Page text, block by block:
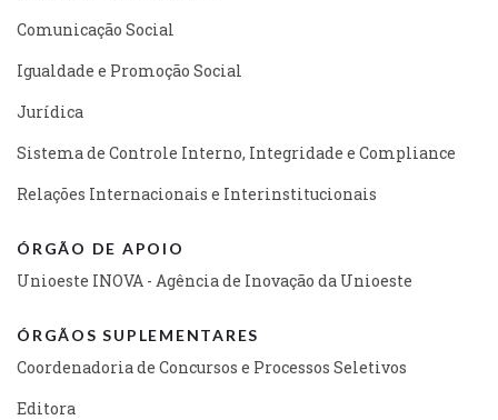
Comunicação Social
Igualdade e Promoção Social
Jurídica
Sistema de Controle Interno, Integridade e Compliance
Relações Internacionais e Interinstitucionais
ÓRGÃO DE APOIO
Unioeste INOVA - Agência de Inovação da Unioeste
ÓRGÃOS SUPLEMENTARES
Coordenadoria de Concursos e Processos Seletivos
Editora